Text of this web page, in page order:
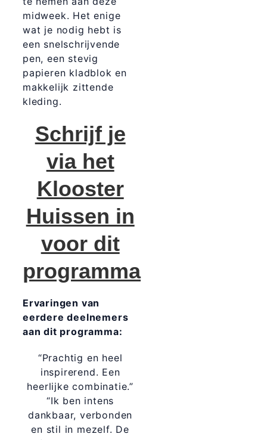
midweek. Het enige
wat je nodig hebt is
een snelschrijvende
pen, een stevig
papieren kladblok en
makkelijk zittende
kleding.
Schrijf je
via het
Klooster
Huissen in
voor dit
programma
Ervaringen van
eerdere deelnemers
aan dit programma:
“Prachtig en heel
inspirerend. Een
heerlijke combinatie.”
“Ik ben intens
dankbaar, verbonden
en stil in mezelf. De